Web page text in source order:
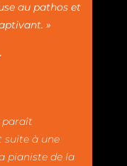
au pathos et
»
paraît
suite à une
pianiste de la